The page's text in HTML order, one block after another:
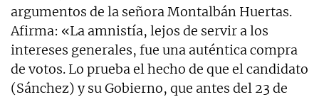
argumentos de la señora Montalbán Huertas.
Afirma: «La amnistía, lejos de servir a los
intereses generales, fue una auténtica compra
de votos. Lo prueba el hecho de que el candidato
(Sánchez) y su Gobierno, que antes del 23 de